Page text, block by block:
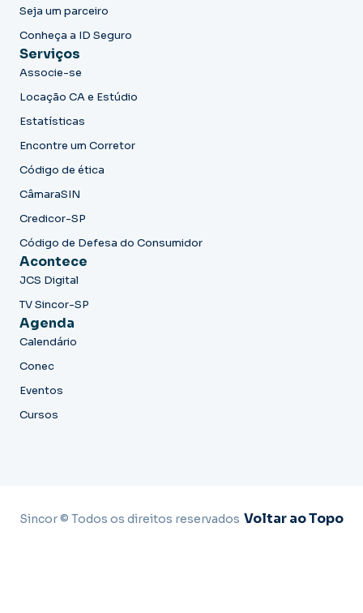
Seja um parceiro
Conheça a ID Seguro
Serviços
Associe-se
Locação CA e Estúdio
Estatísticas
Encontre um Corretor
Código de ética
CâmaraSIN
Credicor-SP
Código de Defesa do Consumidor
Acontece
JCS Digital
TV Sincor-SP
Agenda
Calendário
Conec
Eventos
Cursos
Sincor © Todos os direitos reservados Voltar ao Topo